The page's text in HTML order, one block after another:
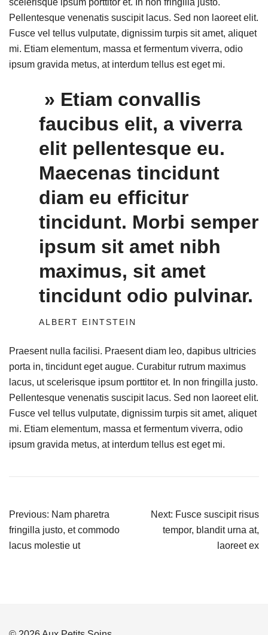
scelerisque ipsum porttitor et. In non fringilla justo.
Pellentesque venenatis suscipit lacus. Sed non laoreet elit.
Fusce vel tellus vulputate, dignissim turpis sit amet, aliquet
mi. Etiam elementum, massa et fermentum viverra, odio
ipsum gravida metus, at interdum tellus est eget mi.
» Etiam convallis
faucibus elit, a viverra
elit pellentesque eu.
Maecenas tincidunt
diam eu efficitur
tincidunt. Morbi semper
ipsum sit amet nibh
maximus, sit amet
tincidunt odio pulvinar.
ALBERT EINTSTEIN
Praesent nulla facilisi. Praesent diam leo, dapibus ultricies
porta in, tincidunt eget augue. Curabitur rutrum maximus
lacus, ut scelerisque ipsum porttitor et. In non fringilla justo.
Pellentesque venenatis suscipit lacus. Sed non laoreet elit.
Fusce vel tellus vulputate, dignissim turpis sit amet, aliquet
mi. Etiam elementum, massa et fermentum viverra, odio
ipsum gravida metus, at interdum tellus est eget mi.
Previous: Nam pharetra
fringilla justo, et commodo
lacus molestie ut
Next: Fusce suscipit risus
tempor, blandit urna at,
laoreet ex